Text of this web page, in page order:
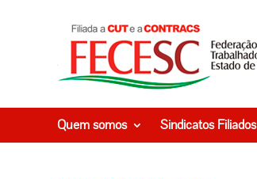
Quem somos Sindicatos Filiados